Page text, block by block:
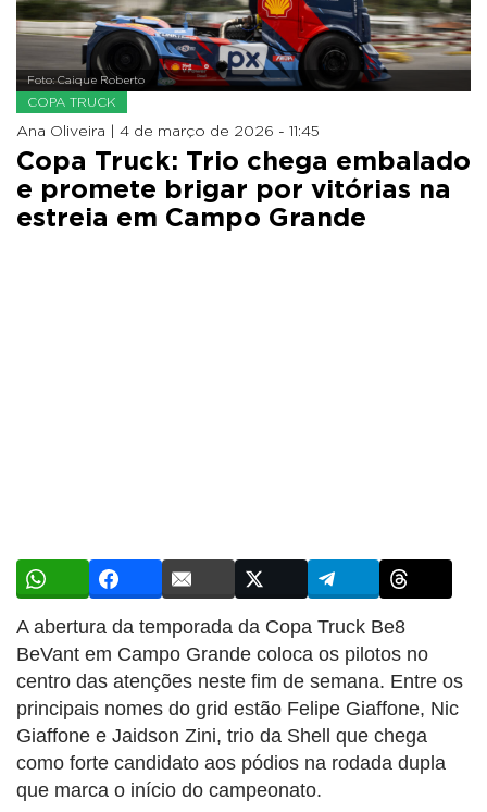
Foto: Caique Roberto
COPA TRUCK
Ana Oliveira | 4 de março de 2026 - 11:45
Copa Truck: Trio chega embalado
e promete brigar por vitórias na
estreia em Campo Grande
A abertura da temporada da Copa Truck Be8
BeVant em Campo Grande coloca os pilotos no
centro das atenções neste fim de semana. Entre os
principais nomes do grid estão Felipe Giaffone, Nic
Giaffone e Jaidson Zini, trio da Shell que chega
como forte candidato aos pódios na rodada dupla
que marca o início do campeonato.